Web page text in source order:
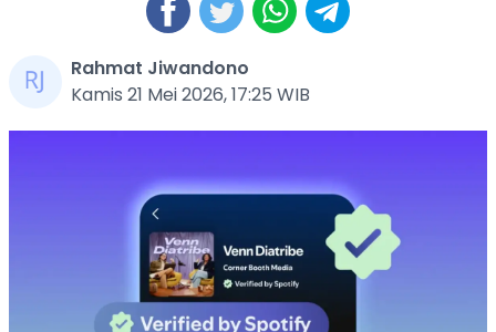
Rahmat Jiwandono
Kamis 21 Mei 2026, 17:25 WIB